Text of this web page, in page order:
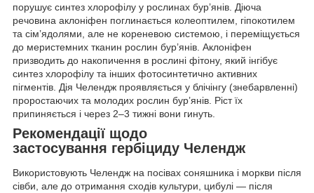
порушує синтез хлорофілу у рослинах бур’янів. Діюча
речовина аклоніфен поглинається колеоптилем, гіпокотилем
та сім’ядолями, але не кореневою системою, і переміщується
до меристемних тканин рослин бур’янів. Аклоніфен
призводить до накопичення в рослині фітону, який інгібує
синтез хлорофілу та інших фотосинтетично активних
пігментів. Дія Челендж проявляється у блічінгу (знебарвленні)
проростаючих та молодих рослин бур’янів. Ріст їх
припиняється і через 2–3 тижні вони гинуть.
Рекомендації щодо
застосування гербіциду Челендж
Використовують Челендж на посівах соняшника і моркви після
сівби, але до отримання сходів культури, цибулі — після